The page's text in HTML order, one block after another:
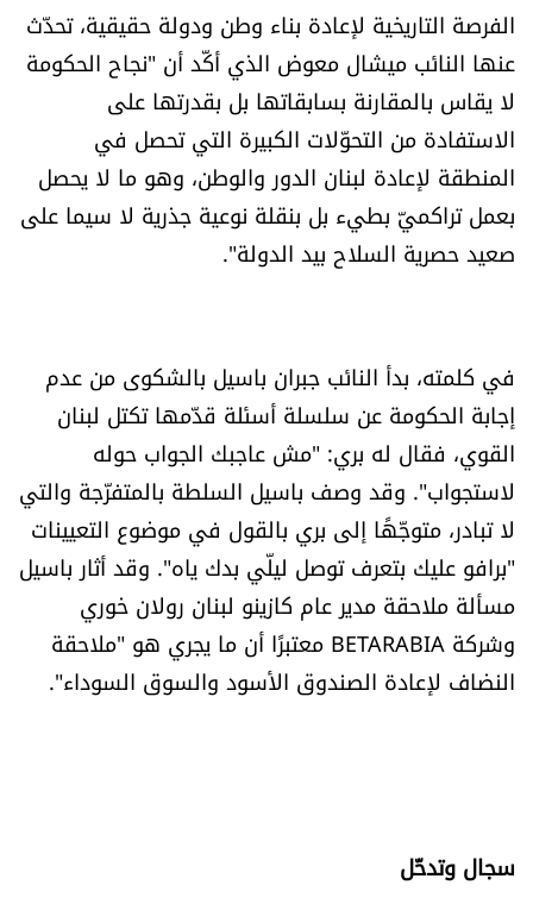
الفرصة التاريخية لإعادة بناء وطن ودولة حقيقية، تحدّث
عنها النائب ميشال معوض الذي أكّد أن "نجاح الحكومة
لا يقاس بالمقارنة بسابقاتها بل بقدرتها على
الاستفادة من التحوّلات الكبيرة التي تحصل في
المنطقة لإعادة لبنان الدور والوطن، وهو ما لا يحصل
بعمل تراكميّ بطيء بل بنقلة نوعية جذرية لا سيما على
صعيد حصرية السلاح بيد الدولة".
في كلمته، بدأ النائب جبران باسيل بالشكوى من عدم
إجابة الحكومة عن سلسلة أسئلة قدّمها تكتل لبنان
القوي، فقال له بري: "مش عاجبك الجواب حوله
لاستجواب". وقد وصف باسيل السلطة بالمتفرّجة والتي
لا تبادر، متوجّهًا إلى بري بالقول في موضوع التعيينات
"برافو عليك بتعرف توصل ليلّي بدك ياه". وقد أثار باسيل
مسألة ملاحقة مدير عام كازينو لبنان رولان خوري
وشركة BETARABIA معتبرًا أن ما يجري هو "ملاحقة
النضاف لإعادة الصندوق الأسود والسوق السوداء".
سجال وتدخّل